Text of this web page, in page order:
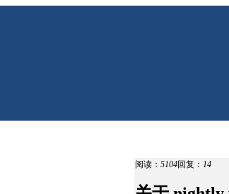
阅读： 5104回复： 14